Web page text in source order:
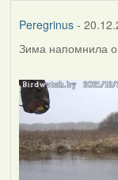
Peregrinus-
Зима напомнила